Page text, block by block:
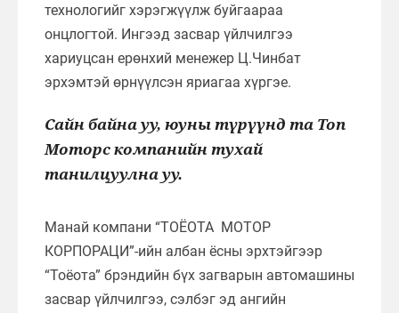
технологийг хэрэгжүүлж буйгаараа
онцлогтой. Ингээд засвар үйлчилгээ
хариуцсан ерөнхий менежер Ц.Чинбат
эрхэмтэй өрнүүлсэн яриагаа хүргэе.
Сайн байна уу, юуны түрүүнд та Топ
Моторс компанийн тухай
танилцуулна уу.
Манай компани “ТОЁОТА МОТОР
КОРПОРАЦИ”-ийн албан ёсны эрхтэйгээр
“Тоёота” брэндийн бүх загварын автомашины
засвар үйлчилгээ, сэлбэг эд ангийн